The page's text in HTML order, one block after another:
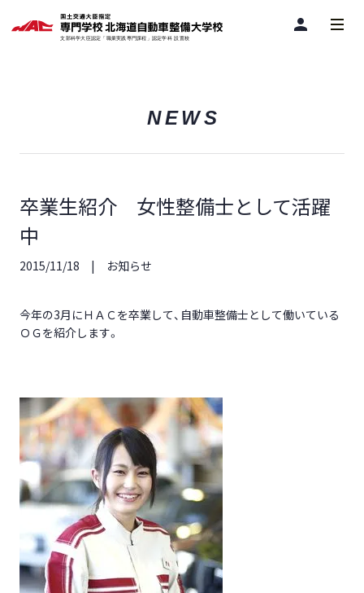
person
NEWS
卒業生紹介 女性整備士として活躍
中
2015/11/18 お知らせ
今年の3月にＨＡＣを卒業して、自動車整備士として働いている
ＯＧを紹介します。